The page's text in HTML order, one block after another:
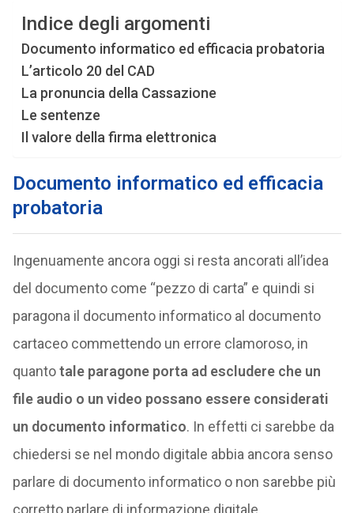
Indice degli argomenti
Documento informatico ed efficacia probatoria
L’articolo 20 del CAD
La pronuncia della Cassazione
Le sentenze
Il valore della firma elettronica
Documento informatico ed efficacia
probatoria
Ingenuamente ancora oggi si resta ancorati all’idea
del documento come “pezzo di carta” e quindi si
paragona il documento informatico al documento
cartaceo commettendo un errore clamoroso, in
quantotale paragone porta ad escludere che un
file audio o un video possano essere considerati
un documento informatico. In effetti ci sarebbe da
chiedersi se nel mondo digitale abbia ancora senso
parlare di documento informatico o non sarebbe più
corretto parlare di informazione digitale.